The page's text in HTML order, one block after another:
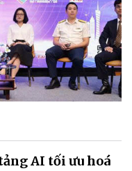
AI tối ưu hoá